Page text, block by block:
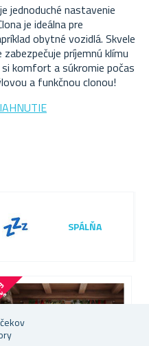
jednoduché nastavenie
je ideálna pre
obytné vozidlá. Skvele
príjemnú klímu
komfort a súkromie počas
a funkčnou clonou!
SPÁLŇA